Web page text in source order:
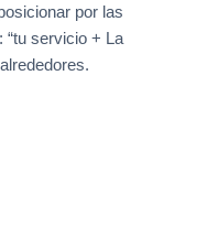
por las
“tu servicio + La